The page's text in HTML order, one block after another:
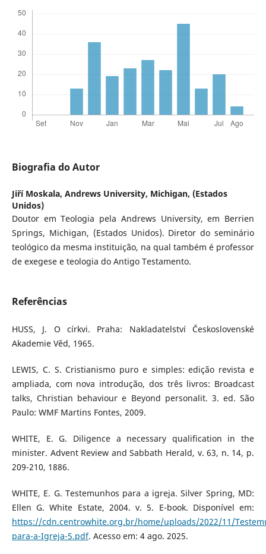
Biografia do Autor
Jiří Moskala, Andrews University, Michigan, (Estados
Unidos)
Doutor em Teologia pela Andrews University, em Berrien
Springs, Michigan, (Estados Unidos). Diretor do seminário
teológico da mesma instituição, na qual também é professor
de exegese e teologia do Antigo Testamento.
Referências
HUSS, J. O církvi. Praha: Nakladatelství Československé
Akademie Věd, 1965.
LEWIS, C. S. Cristianismo puro e simples: edição revista e
ampliada, com nova introdução, dos três livros: Broadcast
talks, Christian behaviour e Beyond personalit. 3. ed. São
Paulo: WMF Martins Fontes, 2009.
WHITE, E. G. Diligence a necessary qualification in the
minister. Advent Review and Sabbath Herald, v. 63, n. 14, p.
209-210, 1886.
WHITE, E. G. Testemunhos para a igreja. Silver Spring, MD:
Ellen G. White Estate, 2004. v. 5. E-book. Disponível em:
https://cdn.centrowhite.org.br/home/uploads/2022/11/
para-a-Igreja-5.pdf. Acesso em: 4 ago. 2025.